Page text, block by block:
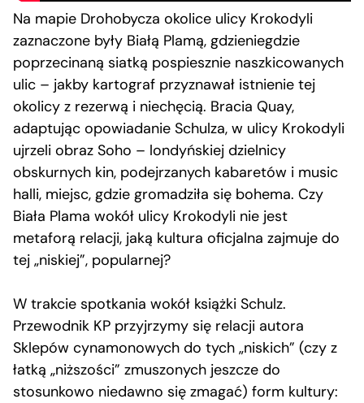
Na mapie Drohobycza okolice ulicy Krokodyli
zaznaczone były Białą Plamą, gdzieniegdzie
poprzecinaną siatką pospiesznie naszkicowanych
ulic – jakby kartograf przyznawał istnienie tej
okolicy z rezerwą i niechęcią. Bracia Quay,
adaptując opowiadanie Schulza, w ulicy Krokodyli
ujrzeli obraz Soho – londyńskiej dzielnicy
obskurnych kin, podejrzanych kabaretów i music
halli, miejsc, gdzie gromadziła się bohema. Czy
Biała Plama wokół ulicy Krokodyli nie jest
metaforą relacji, jaką kultura oficjalna zajmuje do
tej „niskiej”, popularnej?
W trakcie spotkania wokół książki Schulz.
Przewodnik KP przyjrzymy się relacji autora
Sklepów cynamonowych do tych „niskich” (czy z
łatką „niższości” zmuszonych jeszcze do
stosunkowo niedawno się zmagać) form kultury: